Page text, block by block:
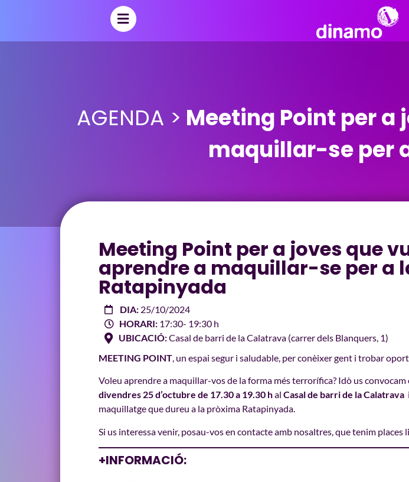
AGENDA > Meeting Point per a
maquillar-se per
Meeting Point per a joves que
aprendre a maquillar-se per a
Ratapinyada
DIA: 25/10/2024
HORARI: 17:30- 19:30 h
UBICACIÓ:Casal de barri de la Calatrava (carrer dels Blanquers, 1)
MEETING POINT, un espai segur i saludable, per conèixer gent i trobar
Voleu aprendre a maquillar-vos de la forma més terrorífica? Idò us
divendres 25 d’octubre de 17.30 a 19.30 hal Casal de barri de la Calatrava
maquillatge que dureu a la pròxima Ratapinyada.
Si us interessa venir, posau-vos en contacte amb nosaltres, que tenim places
+INFORMACIÓ: